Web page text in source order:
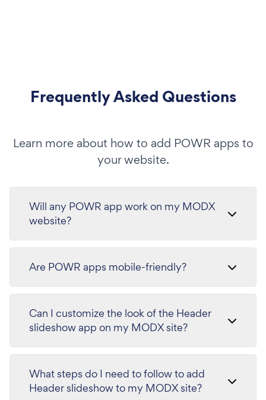
Frequently Asked Questions
Learn more about how to add POWR apps to
your website.
Will any POWR app work on my MODX
website?
Are POWR apps mobile-friendly?
Can I customize the look of the Header
slideshow app on my MODX site?
What steps do I need to follow to add
Header slideshow to my MODX site?